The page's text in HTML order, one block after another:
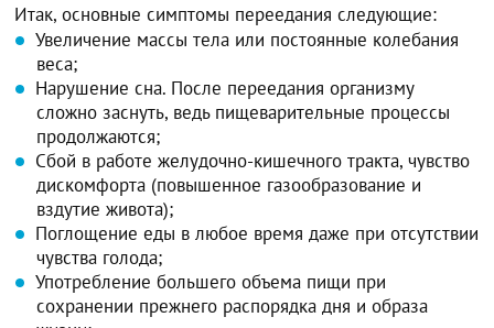
Итак, основные симптомы переедания следующие:
Увеличение массы тела или постоянные колебания
веса;
Нарушение сна. После переедания организму
сложно заснуть, ведь пищеварительные процессы
продолжаются;
Сбой в работе желудочно-кишечного тракта, чувство
дискомфорта (повышенное газообразование и
вздутие живота);
Поглощение еды в любое время даже при отсутствии
чувства голода;
Употребление большего объема пищи при
сохранении прежнего распорядка дня и образа